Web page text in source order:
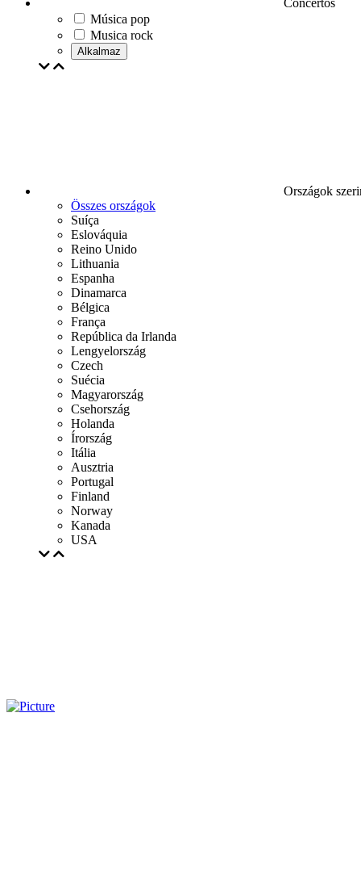
Concertos
Música pop
Musica rock
Alkalmaz
Országok
Összes országok
Suíça
Eslováquia
Reino Unido
Lithuania
Espanha
Dinamarca
Bélgica
França
República da Irlanda
Lengyelország
Czech
Suécia
Magyarország
Csehország
Holanda
Írország
Itália
Ausztria
Portugal
Finland
Norway
Kanada
USA